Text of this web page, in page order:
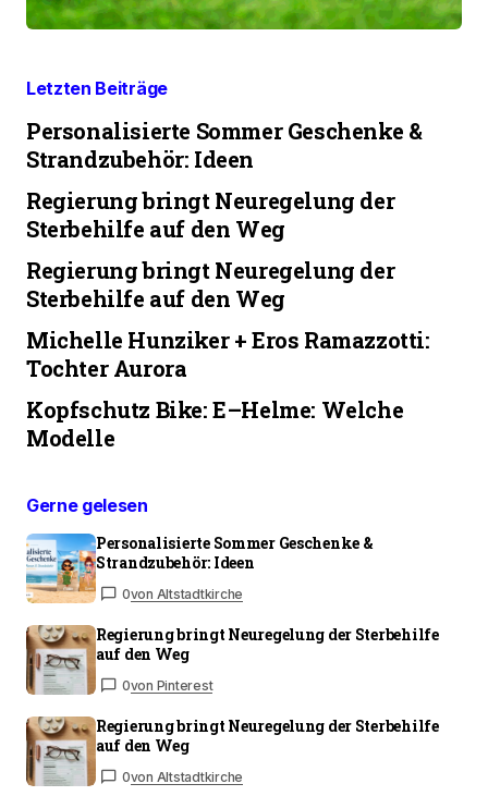
Letzten Beiträge
Personalisierte Sommer Geschenke &
Strandzubehör: Ideen
Regierung bringt Neuregelung der
Sterbehilfe auf den Weg
Regierung bringt Neuregelung der
Sterbehilfe auf den Weg
Michelle Hunziker + Eros Ramazzotti:
Tochter Aurora
Kopfschutz Bike: E–Helme: Welche
Modelle
Gerne gelesen
Personalisierte Sommer Geschenke &
Strandzubehör: Ideen
0von Altstadtkirche
Regierung bringt Neuregelung der Sterbehilfe
auf den Weg
0von Pinterest
Regierung bringt Neuregelung der Sterbehilfe
auf den Weg
0von Altstadtkirche